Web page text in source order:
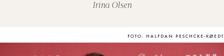
Irina Olsen
FOTO: HALFDAN PESCHCKE-KØEDT